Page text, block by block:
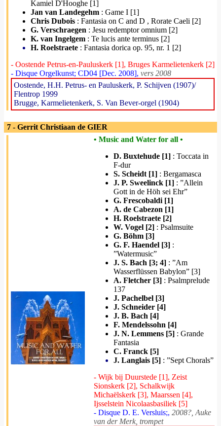
Kamiel D'Hooghe [1]
Jan van Landegehm : Game I [1]
Chris Dubois : Fantasia on C and D , Rorate Caeli [2]
G. Verschraegen : Jesu redemptor omnium [2]
K. van Ingelgem : Te lucis ante terminus [2]
H. Roelstraete : Fantasia dorica op. 95, nr. 1 [2]
- Oostende Petrus-en-Pauluskerk [1], Bruges Karmelietenkerk [2]
- Disque Orgelkunst; CD04 [Dec. 2008], vers 2008
Oostende, H.H. Petrus- en Pauluskerk, P. Schijven (1907)/
Flentrop 1999
Brugge, Karmelietenkerk, S. Van Bever-orgel (1904)
7 - Gerrit Christiaan de GIER
• Music and Water for all •
D. Buxtehude [1] : Toccata in
F-dur
S. Scheidt [1] : Bergamasca
J. P. Sweelinck [1] : ”Allein
Gott in de Höh sei Ehr”
G. Frescobaldi [1]
A. de Cabezon [1]
H. Roelstraete [2]
W. Vogel [2] : Psalmsuite
G. Böhm [3]
G. F. Haendel [3] :
”Watermusic”
J. S. Bach [3; 4] : ”Am
Wasserflüssen Babylon” [3]
A. Fletcher [3] : Psalmprelude
137
J. Pachelbel [3]
J. Schneider [4]
J. B. Bach [4]
F. Mendelssohn [4]
J. N. Lemmens [5] : Grande
Fantasia
C. Franck [5]
J. Langlais [5] : ”Sept Chorals”
- Wijk bij Duurstede [1], Zeist
Sionskerk [2], Schalkwijk
Michaëlskerk [3], Maarssen [4],
Ijsselstein Nicolaasbasiliek [5]
- Disque D. E. Versluis;, 2008?, Auke
van der Merk, trompet